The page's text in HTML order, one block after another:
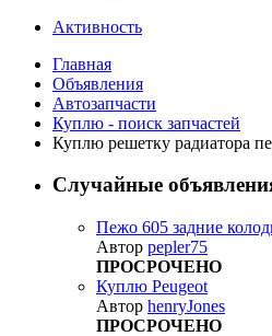
Активность
Главная
Объявления
Автозапчасти
Куплю - поиск запчастей
Куплю решетку радиатора
Случайные
Пежо 605 задние
Автор pepler75
ПРОСРОЧЕНО
Куплю Peugeot
Автор henryJones
ПРОСРОЧЕНО